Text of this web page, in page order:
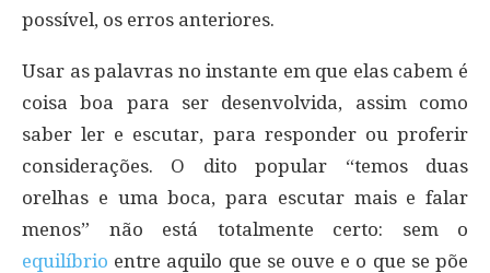
possível, os erros anteriores.
Usar as palavras no instante em que elas cabem é
coisa boa para ser desenvolvida, assim como
saber ler e escutar, para responder ou proferir
considerações. O dito popular “temos duas
orelhas e uma boca, para escutar mais e falar
menos” não está totalmente certo: sem o
equilíbrio entre aquilo que se ouve e o que se põe